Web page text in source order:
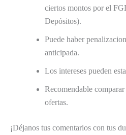
ciertos montos por el
Depósitos).
Puede haber
anticipada.
Los intereses pueden
Recomendable
ofertas.
¡Déjanos tus comentarios con tus